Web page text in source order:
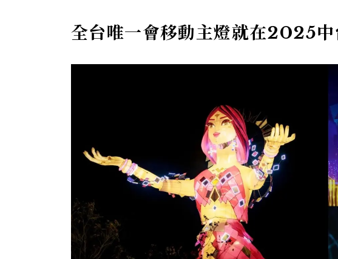
全台唯一會移動主燈就在2025中